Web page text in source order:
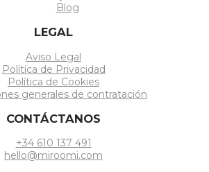
Blog
LEGAL
Aviso Legal
Política de Privacidad
Política de Cookies
generales de contratación
CONTÁCTANOS
+34 610 137 491
hello@miroomi.com